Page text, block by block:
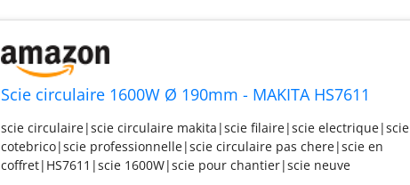
Scie circulaire 1600W Ø 190mm - MAKITA HS7611
scie circulaire|scie circulaire makita|scie filaire|scie electrique|scie
cotebrico|scie professionnelle|scie circulaire pas chere|scie en
coffret|HS7611|scie 1600W|scie pour chantier|scie neuve